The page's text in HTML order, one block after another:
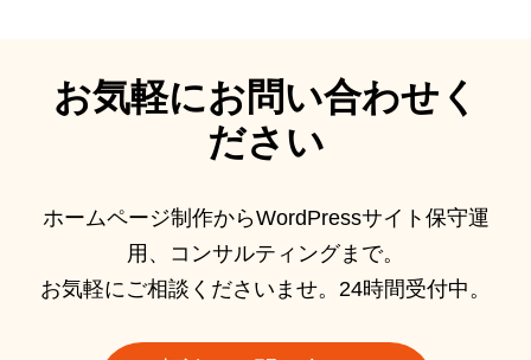
お気軽にお問い合わせく
ださい
ホームページ制作からWordPressサイト保守運
用、コンサルティングまで。
お気軽にご相談くださいませ。24時間受付中。